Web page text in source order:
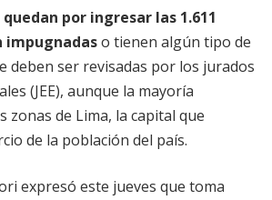
quedan por ingresar las 1.611
impugnadaso tienen algún tipo de
deben ser revisadas por los jurados
(JEE), aunque la mayoría
zonas de Lima, la capital que
de la población del país.
expresó este jueves que toma